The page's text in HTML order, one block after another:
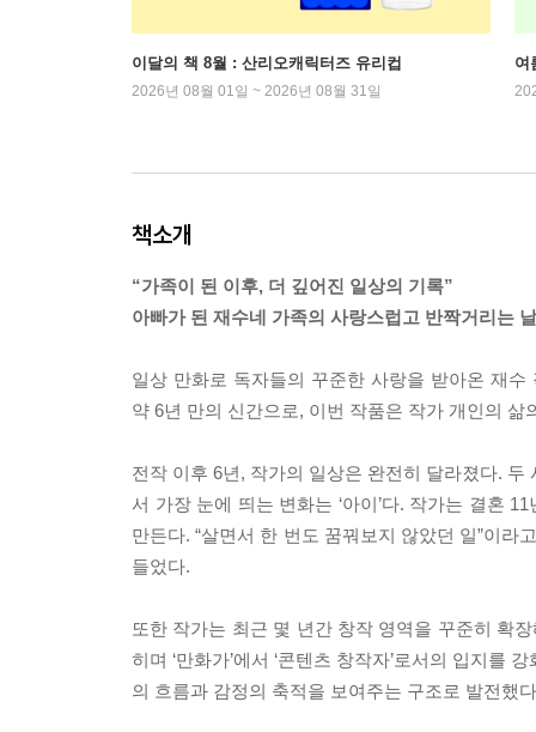
이달의 책 8월 : 산리오캐릭터즈 유리컵
2026년 08월 01일 ~ 2026년 08월 31일
여
책소개
“가족이 된 이후, 더 깊어진 일상의 기록”
아빠가 된 재수네 가족의 사랑스럽고 반짝거리는
일상 만화로 독자들의 꾸준한 사랑을 받아온 재
약 6년 만의 신간으로, 이번 작품은 작가 개인의
전작 이후 6년, 작가의 일상은 완전히 달라졌다.
서 가장 눈에 띄는 변화는 ‘아이’다. 작가는 결혼
만든다. “살면서 한 번도 꿈꿔보지 않았던 일”이
들었다.
또한 작가는 최근 몇 년간 창작 영역을 꾸준히 확
히며 ‘만화가’에서 ‘콘텐츠 창작자’로서의 입지를
의 흐름과 감정의 축적을 보여주는 구조로 발전했